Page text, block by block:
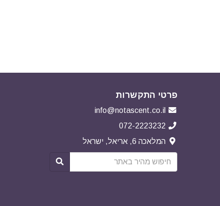
פרטי התקשרות
info@notascent.co.il
072-2223232
המלאכה 6, אריאל, ישראל